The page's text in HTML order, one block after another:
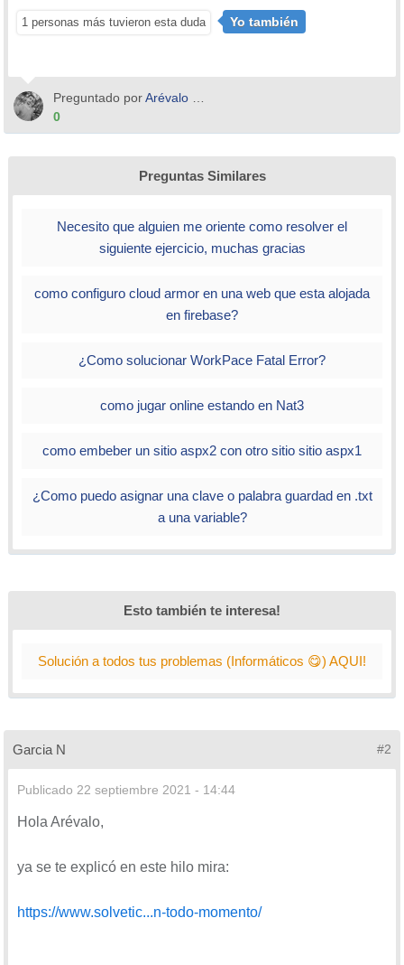
1 personas más tuvieron esta duda Yo también
Preguntado porArévalo Jorge
0
Preguntas Similares
Necesito que alguien me oriente como resolver el
siguiente ejercicio, muchas gracias
como configuro cloud armor en una web que esta alojada
en firebase?
¿Como solucionar WorkPace Fatal Error?
como jugar online estando en Nat3
como embeber un sitio aspx2 con otro sitio sitio aspx1
¿Como puedo asignar una clave o palabra guardad en .txt
a una variable?
Esto también te interesa!
Solución a todos tus problemas (Informáticos 😋) AQUI!
Garcia N #2
Publicado 22 septiembre 2021 - 14:44
Hola Arévalo,
ya se te explicó en este hilo mira:
https://www.solvetic...n-todo-momento/